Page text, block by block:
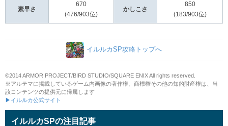
素早さ
670
(476/903位)
かしこさ
850
(183/903位)
イルルカSP攻略トップへ
©2014 ARMOR PROJECT/BIRD STUDIO/SQUARE ENIX All rights reserved.
※アルテマに掲載しているゲーム内画像の著作権、商標権その他の知的財産権は、当
該コンテンツの提供元に帰属します
▶イルルカ公式サイト
イルルカSPの注目記事